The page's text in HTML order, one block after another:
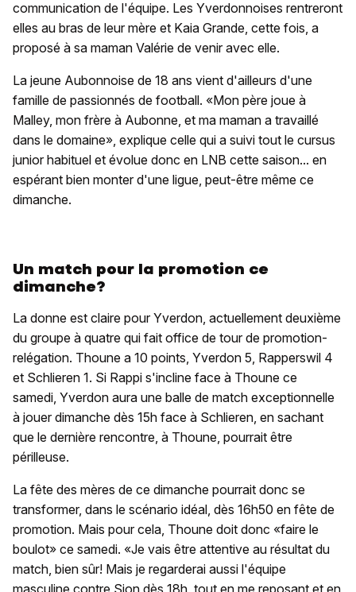
communication de l'équipe. Les Yverdonnoises rentreront
elles au bras de leur mère et Kaia Grande, cette fois, a
proposé à sa maman Valérie de venir avec elle.
La jeune Aubonnoise de 18 ans vient d'ailleurs d'une
famille de passionnés de football. «Mon père joue à
Malley, mon frère à Aubonne, et ma maman a travaillé
dans le domaine», explique celle qui a suivi tout le cursus
junior habituel et évolue donc en LNB cette saison... en
espérant bien monter d'une ligue, peut-être même ce
dimanche.
Un match pour la promotion ce
dimanche?
La donne est claire pour Yverdon, actuellement deuxième
du groupe à quatre qui fait office de tour de promotion-
relégation. Thoune a 10 points, Yverdon 5, Rapperswil 4
et Schlieren 1. Si Rappi s'incline face à Thoune ce
samedi, Yverdon aura une balle de match exceptionnelle
à jouer dimanche dès 15h face à Schlieren, en sachant
que le dernière rencontre, à Thoune, pourrait être
périlleuse.
La fête des mères de ce dimanche pourrait donc se
transformer, dans le scénario idéal, dès 16h50 en fête de
promotion. Mais pour cela, Thoune doit donc «faire le
boulot» ce samedi. «Je vais être attentive au résultat du
match, bien sûr! Mais je regarderai aussi l'équipe
masculine contre Sion dès 18h, tout en me reposant et en